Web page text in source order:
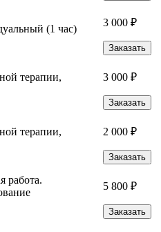
(1 час)
3 000 ₽
Заказать
терапии,
3 000 ₽
Заказать
терапии,
2 000 ₽
Заказать
работа.
5 800 ₽
Заказать